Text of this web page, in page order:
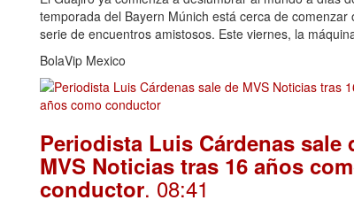
temporada del Bayern Múnich está cerca de
serie de encuentros amistosos. Este viernes, la
BolaVip Mexico
Periodista Luis Cárdenas sale
MVS Noticias tras 16 años
conductor. 08:41